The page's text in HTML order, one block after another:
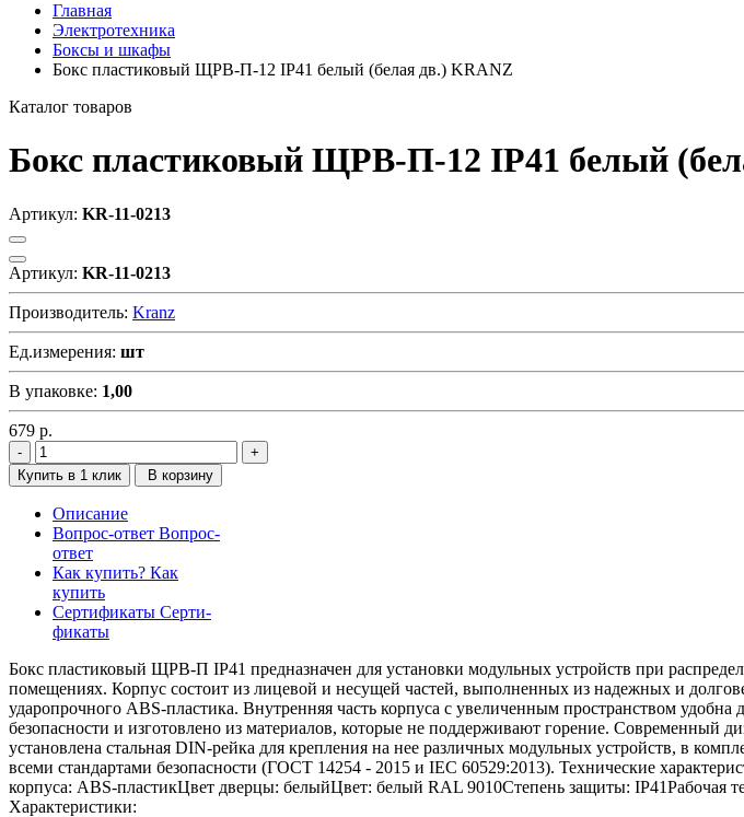
Главная
Электротехника
Боксы и шкафы
Бокс пластиковый ЩРВ-П-12 IP41 белый (белая дв.) KRANZ
Каталог товаров
Бокс пластиковый ЩРВ-П-12 IP41 белый
Артикул: KR-11-0213
Артикул: KR-11-0213
Производитель: Kranz
Ед.измерения: шт
В упаковке: 1,00
679 р.
Купить в 1 клик В корзину
Описание
Вопрос-ответ Вопрос-
ответ
Как купить? Как
купить
Сертификаты Серти-
фикаты
Бокс пластиковый ЩРВ-П IP41 предназначен для установки модульных устройств при
помещениях. Корпус состоит из лицевой и несущей частей, выполненных из надежных и
ударопрочного ABS-пластика. Внутренняя часть корпуса с увеличенным пространством
безопасности и изготовлено из материалов, которые не поддерживают горение. Современный
установлена стальная DIN-рейка для крепления на нее различных модульных устройств, в
всеми стандартами безопасности (ГОСТ 14254 - 2015 и IEC 60529:2013). Технические
корпуса: ABS-пластикЦвет дверцы: белыйЦвет: белый RAL 9010Степень защиты: IP41Рабочая
Характеристики: